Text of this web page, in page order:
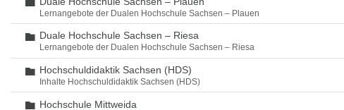
Lernangebote der Dualen Hochschule Sachsen – Plauen
Ordner
Duale Hochschule Sachsen – Riesa
Lernangebote der Dualen Hochschule Sachsen – Riesa
Ordner
Hochschuldidaktik Sachsen (HDS)
Inhalte Hochschuldidaktik Sachsen (HDS)
Ordner
Hochschule Mittweida